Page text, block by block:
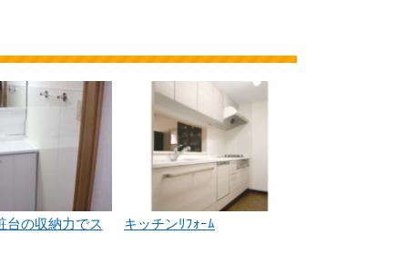
台の収納力でス キッチンﾘﾌｫｰﾑ